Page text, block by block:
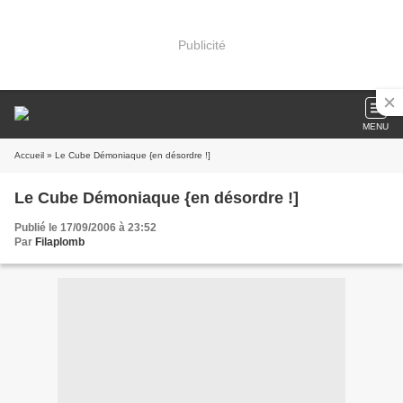
Publicité
MENU
Accueil » Le Cube Démoniaque {en désordre !]
Le Cube Démoniaque {en désordre !]
Publié le 17/09/2006 à 23:52
Par Filaplomb